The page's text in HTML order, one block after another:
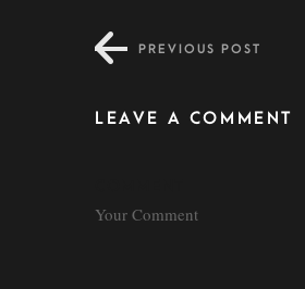
PREVIOUS POST
LEAVE A COMMENT